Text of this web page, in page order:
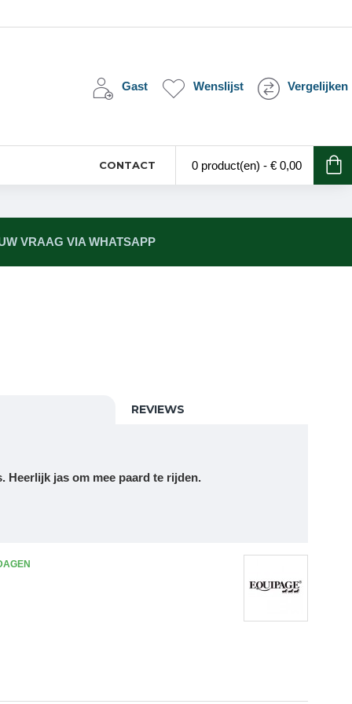
Gast Wenslijst Vergelijken
CONTACT 0 product(en) - € 0,00
VRAAG VIA WHATSAPP
REVIEWS
Heerlijk jas om mee paard te rijden.